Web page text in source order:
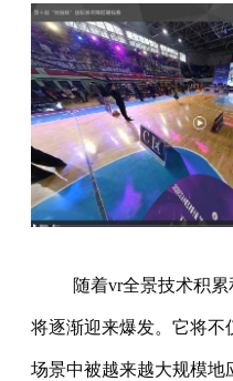
随着vr全景技术积
将逐渐迎来爆发。它将不
场景中被越来越大规模地